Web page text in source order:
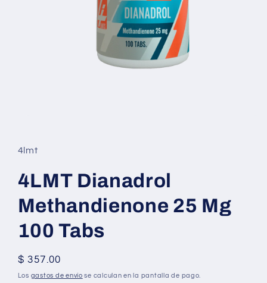
1
en
ventana
modal
4lmt
4LMT Dianadrol
Methandienone 25 Mg
100 Tabs
Precio
habitual
$ 357.00
Los gastos de envío se calculan en la pantalla de pago.